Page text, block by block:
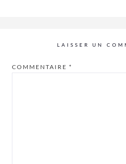
LAISSER UN
COMMENTAIRE *